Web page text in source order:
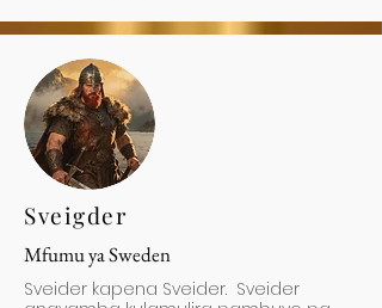
Sveigder
Mfumu ya Sweden
Sveider kapena Sveider. Sveider